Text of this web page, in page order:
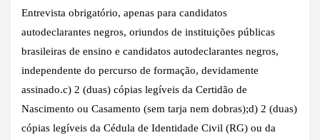
Entrevista obrigatório, apenas para candidatos
autodeclarantes negros, oriundos de instituições públicas
brasileiras de ensino e candidatos autodeclarantes negros,
independente do percurso de formação, devidamente
assinado.c) 2 (duas) cópias legíveis da Certidão de
Nascimento ou Casamento (sem tarja nem dobras);d) 2 (duas)
cópias legíveis da Cédula de Identidade Civil (RG) ou da